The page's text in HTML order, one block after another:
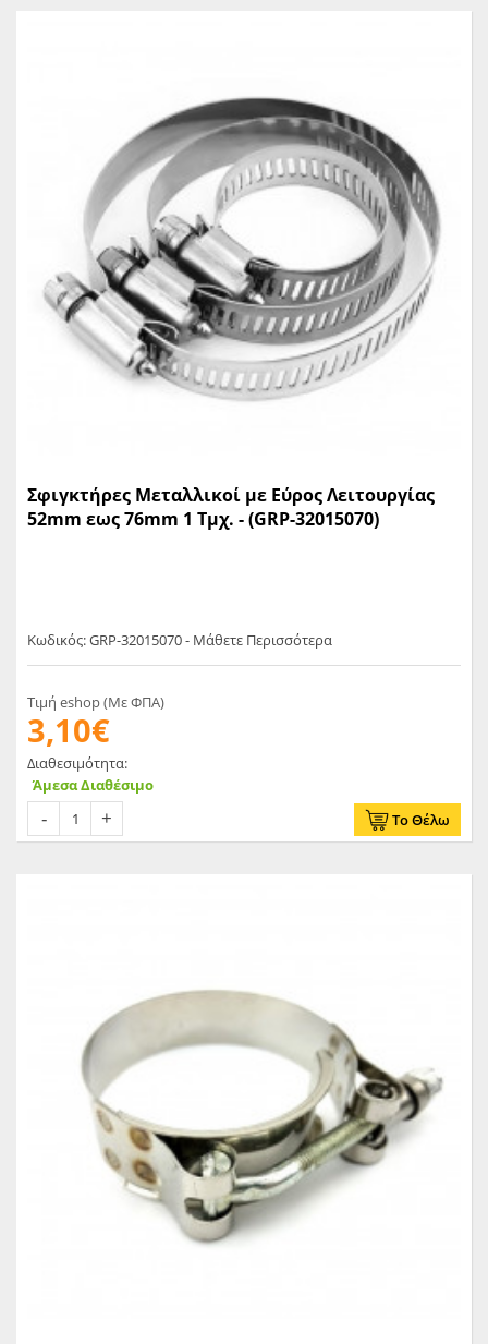
Σφιγκτήρες Μεταλλικοί με Εύρος Λειτουργίας
52mm εως 76mm 1 Τμχ. - (GRP-32015070)
Κωδικός: GRP-32015070 - Μάθετε Περισσότερα
Τιμή eshop (Με ΦΠΑ)
3,10€
Διαθεσιμότητα:
Άμεσα Διαθέσιμο
Το Θέλω